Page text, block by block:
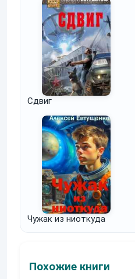
Сдвиг
Чужак из ниоткуда
Похожие книги